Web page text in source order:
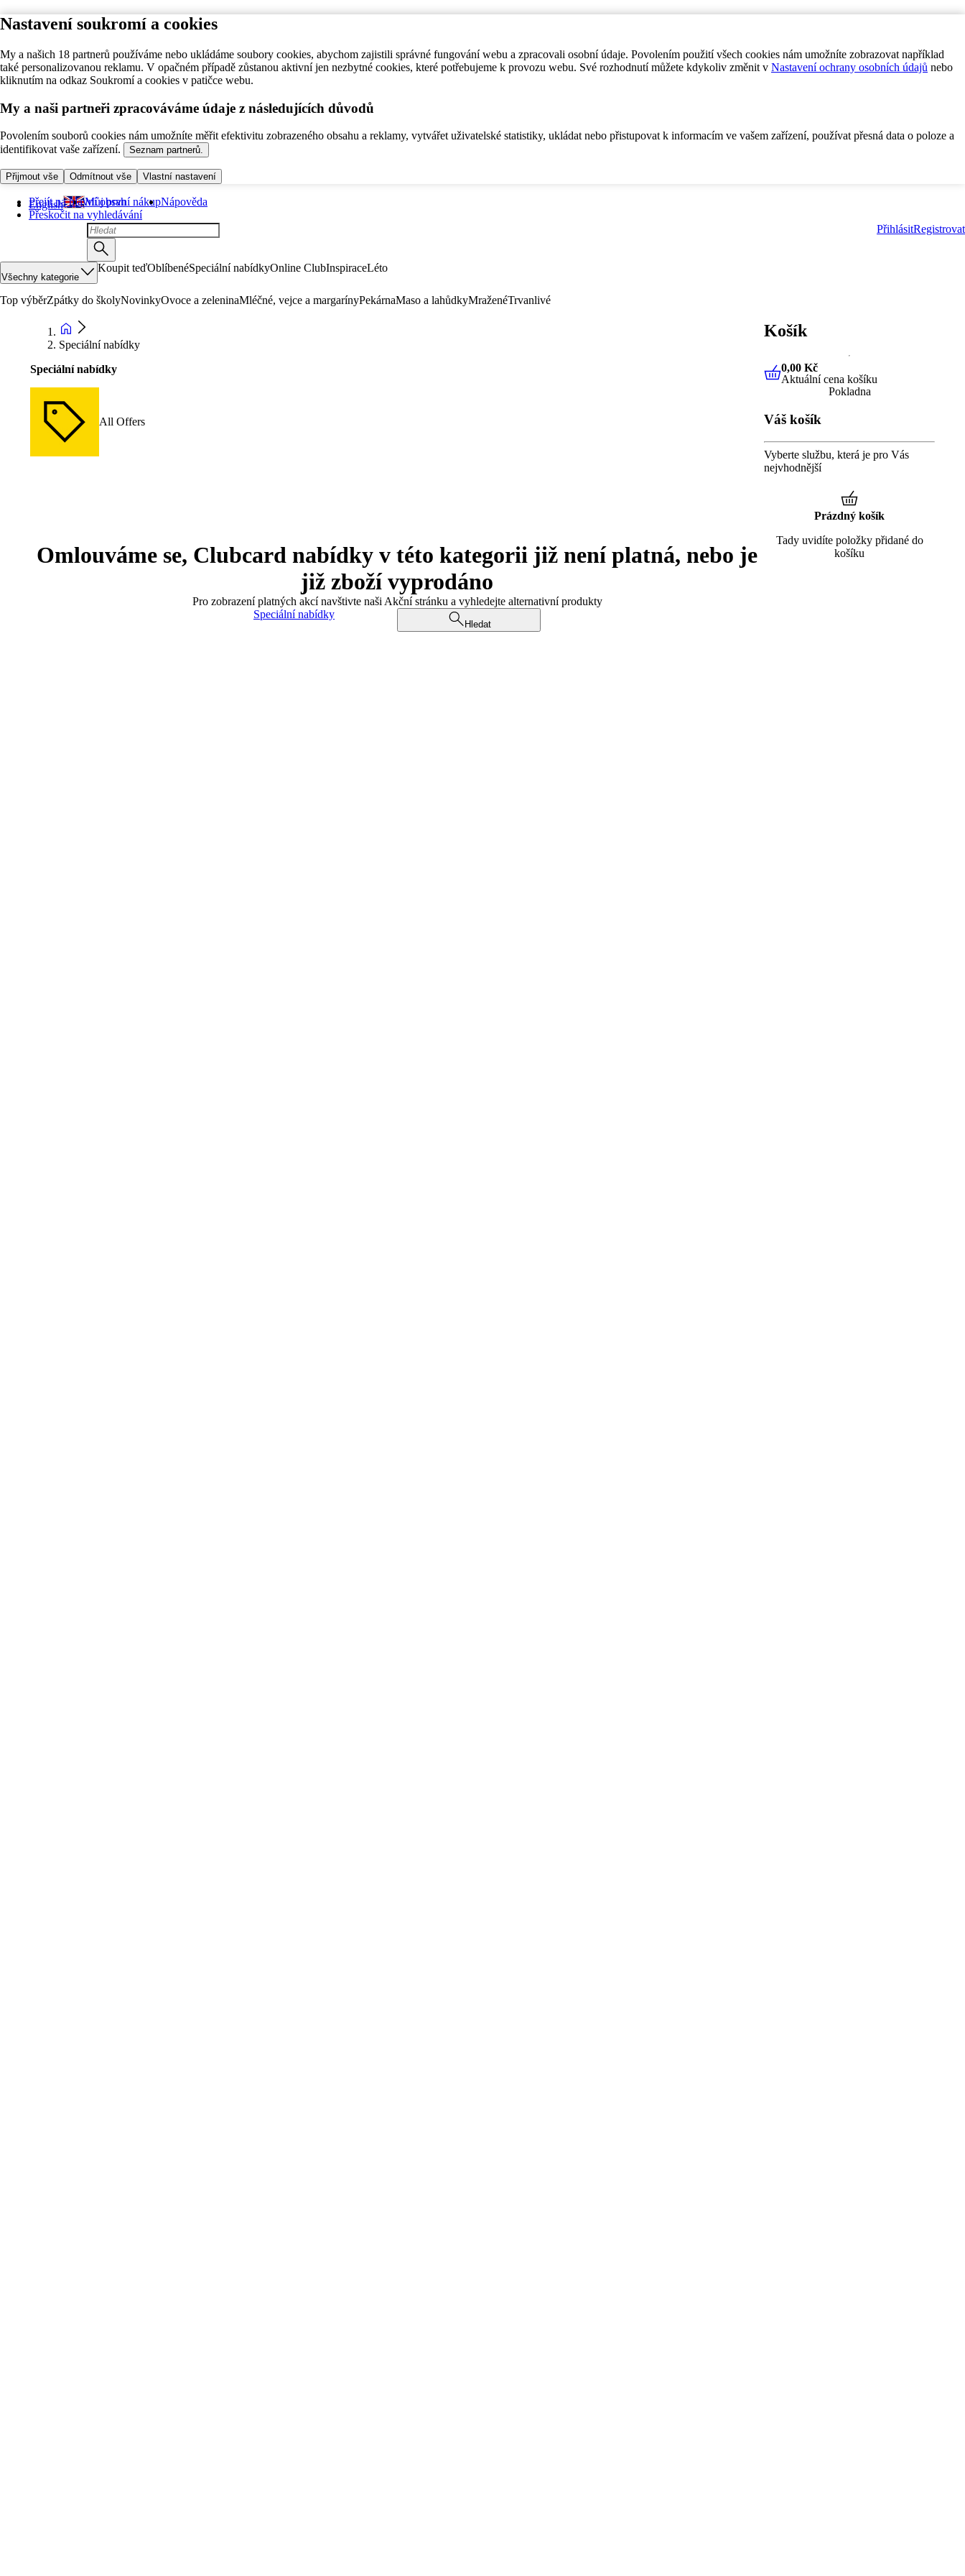
Nastavení soukromí a cookies
My a našich 18 partnerů používáme nebo ukládáme soubory cookies, abychom zajistili správné fungování webu a zpracovali osobní údaje. Povolením použití všech cookies nám umožníte zobrazovat například
také personalizovanou reklamu. V opačném případě zůstanou aktivní jen nezbytné cookies, které potřebujeme k provozu webu. Své rozhodnutí můžete kdykoliv změnit v Nastavení ochrany osobních údajů nebo
kliknutím na odkaz Soukromí a cookies v patičce webu.
My a naši partneři zpracováváme údaje z následujících důvodů
Povolením souborů cookies nám umožníte měřit efektivitu zobrazeného obsahu a reklamy, vytvářet uživatelské statistiky, ukládat nebo přistupovat k informacím ve vašem zařízení, používat přesná data o poloze a
identifikovat vaše zařízení.
Seznam partnerů.
Přijmout vše Odmítnout vše Vlastní nastavení
Přejít na hlavní obsah
Přeskočit na vyhledávání
English Můj první nákupNápověda
PřihlásitRegistrovat
Všechny kategorie
Koupit teďOblíbenéSpeciální nabídkyOnline ClubInspiraceLéto
Top výběrZpátky do školyNovinkyOvoce a zeleninaMléčné, vejce a margarínyPekárnaMaso a lahůdkyMraženéTrvanlivé
Speciální nabídky
Speciální nabídky
All Offers
Omlouváme se, Clubcard nabídky v této kategorii již není platná, nebo je
již zboží vyprodáno
Pro zobrazení platných akcí navštivte naši Akční stránku a vyhledejte alternativní produkty
Speciální nabídky
Hledat
Košík
0,00 KčAktuální cena košíku
0,00 Kč
Aktuální cena košíku
Pokladna
Váš košík
Vyberte službu, která je pro Vás
nejvhodnější
Prázdný košík
Tady uvidíte položky přidané do
košíku